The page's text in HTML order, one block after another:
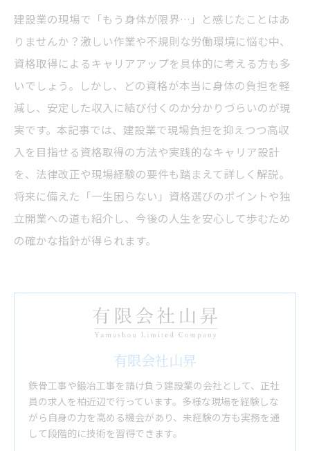
建設業の現場で「もう身体が限界…」と感じたことはあ
りませんか？激しい作業や不規則な労働環境に悩む中、
資格取得によるキャリアアップを具体的に考える方も多
いでしょう。しかし、どの資格が本当に身体の負担を軽
減し、安定した収入に結び付くのか分かりづらいのが現
実です。本記事では、建設業で現場負担を抑えつつ高収
入を目指せる資格取得の方法や実践的なキャリア設計
を、法律改正や現場経験の要件も踏まえて詳しく解説。
将来に備えた「一生困らない」資格選びのポイントや独
立開業への道も紹介し、今後の人生を安心して歩むため
の確かな指針が得られます。
有限会社山昇
鉄骨工事や鍛冶工事を請け負う建設業の会社として、正社
員の求人を柏近辺で行っています。多様な現場を経験しな
がら自身の力を高める機会があり、未経験の方も実務を通
して段階的に技術を習得できます。